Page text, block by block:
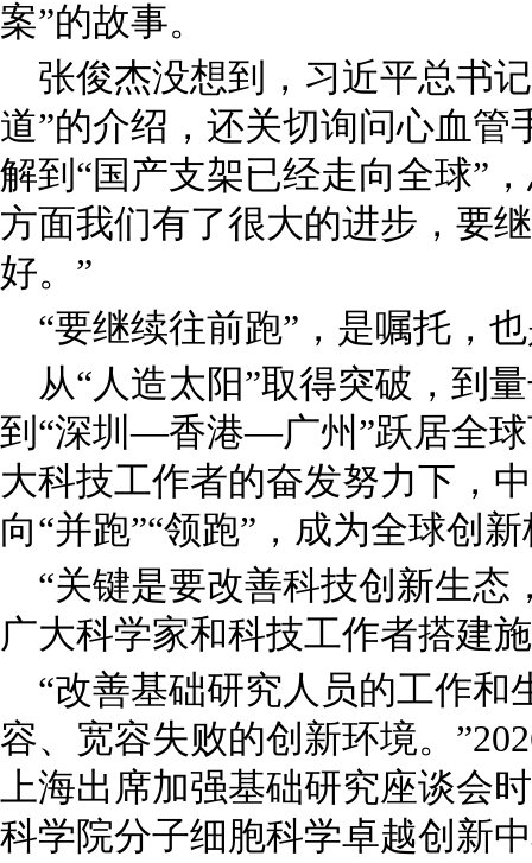
案”的故事。
张俊杰没想到，习近平总书
道”的介绍，还关切询问心血管
解到“国产支架已经走向全球”
方面我们有了很大的进步，要
好。”
“要继续往前跑”，是嘱托，
从“人造太阳”取得突破，到
到“深圳—香港—广州”跃居全
大科技工作者的奋发努力下，
向“并跑”“领跑”，成为全球创
“关键是要改善科技创新生态
广大科学家和科技工作者搭建
“改善基础研究人员的工作和
容、宽容失败的创新环境。
上海出席加强基础研究座谈会
科学院分子细胞科学卓越创新